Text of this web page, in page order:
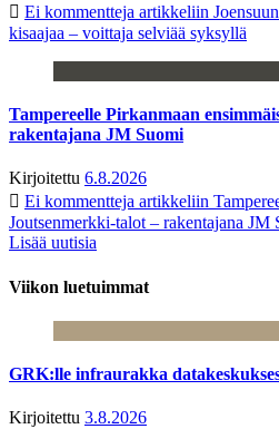
Ei kommentteja artikkeliin
kisaajaa – voittaja selviää syksyllä
Tampereelle Pirkanmaan
rakentajana JM Suomi
Kirjoitettu 6.8.2026
Ei kommentteja artikkeliin
Joutsenmerkki-talot – rakentajana JM
Lisää uutisia
Viikon luetuimmat
GRK:lle infraurakka
Kirjoitettu 3.8.2026